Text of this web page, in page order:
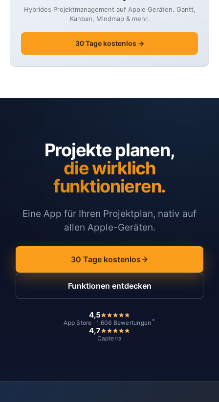
Hybrides Projektmanagement auf Apple Geräten. Gantt,
Kanban, Mindmap & mehr.
30 Tage kostenlos →
Projekte planen,
die wirklich
funktionieren.
Eine App für Ihren Projektplan, nativ auf
allen Apple-Geräten.
30 Tage kostenlos
Funktionen entdecken
4,5
App Store · 1.606 Bewertungen *
4,7
Capterra